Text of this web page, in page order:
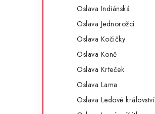
Oslava Indiánská
Oslava Jednorožci
Oslava Kočičky
Oslava Koně
Oslava Krteček
Oslava Lama
Oslava Ledové království